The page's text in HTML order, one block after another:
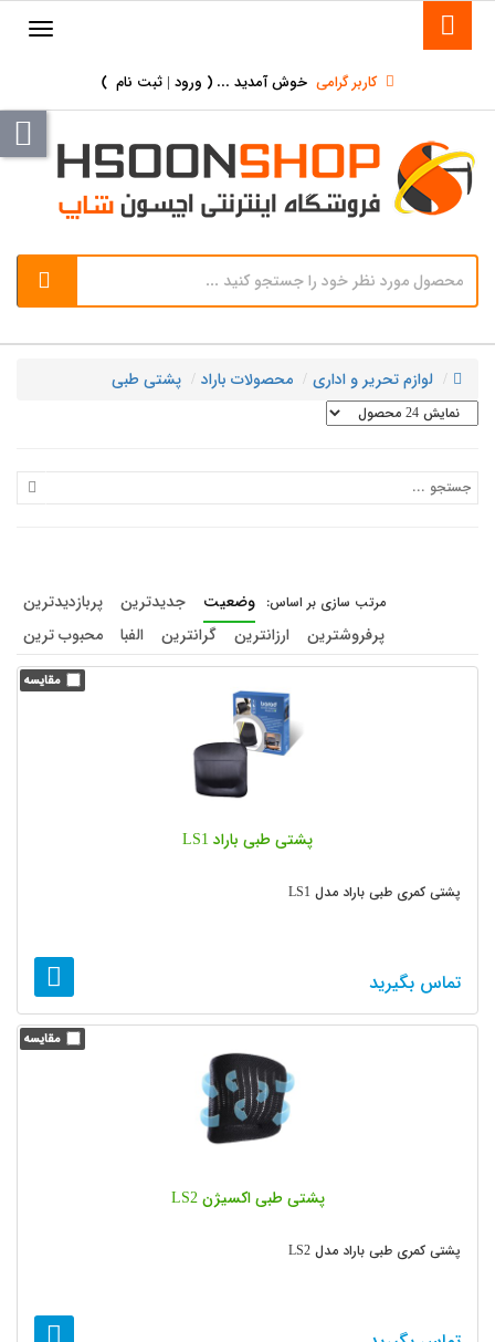
کاربر گرامی خوش آمدید ... ( ورود | ثبت نام )
لوازم تحریر و اداری محصولات باراد پشتی طبی
وضعیت جدیدترین
پربازدیدترین
پرفروشترین
ارزانترین گرانترین الفبا محبوب ترین
پشتی طبی باراد LS1
پشتی کمری طبی باراد مدل LS1
تماس بگیرید
پشتی طبی اکسیژن LS2
پشتی کمری طبی باراد مدل LS2